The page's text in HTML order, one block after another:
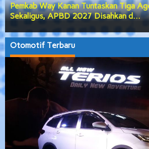
Pemkab Way Kanan Tuntaskan Tiga
Sekaligus, APBD 2027 Disahkan d…
Otomotif Terbaru